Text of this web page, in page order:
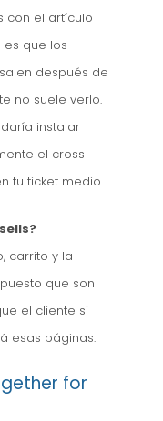
con el artículo
es que los
después de
no suele verlo.
instalar
el cross
tu ticket medio.
carrito y la
que son
el cliente si
esas páginas.
for